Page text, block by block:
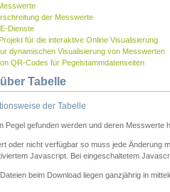
der Messwerte
Dienste
für die interaktive Online Visualisierung
dynamischen Visualisierung von Messwerten
QR-Codes für Pegelstammdatenseiten
Tabelle
der Tabelle
Pegel gefunden werden und deren Messwerte
oder nicht verfügbar so muss jede Änderung
Javascript. Bei eingeschaltetem
beim Download liegen ganzjährig in